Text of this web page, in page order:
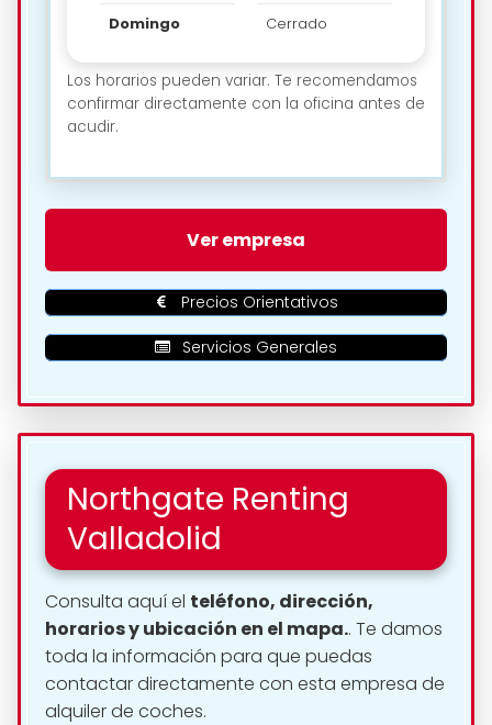
Domingo Cerrado
Los horarios pueden variar. Te recomendamos
confirmar directamente con la oficina antes de
acudir.
🗺️ Ubicación de Oscar Alquiler
De Coches Valladolid en
Valladolid:
Ver empresa
Precios Orientativos
Servicios Generales
Northgate Renting
Valladolid
Consulta aquí el teléfono, dirección,
horarios y ubicación en el mapa.. Te damos
toda la información para que puedas
contactar directamente con esta empresa de
alquiler de coches.